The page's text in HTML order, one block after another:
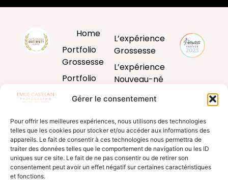
Gérer le consentement
Pour offrir les meilleures expériences, nous utilisons des technologies
telles que les cookies pour stocker et/ou accéder aux informations des
appareils. Le fait de consentir à ces technologies nous permettra de
traiter des données telles que le comportement de navigation ou les ID
uniques sur ce site. Le fait de ne pas consentir ou de retirer son
consentement peut avoir un effet négatif sur certaines caractéristiques
et fonctions.
Home
Portfolio
Grossesse
Portfolio
Bébé
Portfolio
Famille
Blog
L’expérience
Grossesse
L’expérience
Nouveau-né
L’expérience
L’expérience
famille
Produits
d’art